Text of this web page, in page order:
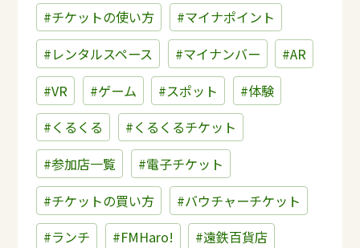
#チケットの使い方
#マイナポイント
#レンタルスペース
#マイナンバー
#AR
#VR
#ゲーム #スポット
#体験
#くるくる
#くるくるチケット
#参加店一覧
#電子チケット
#チケットの買い方
#バウチャーチケット
#ランチ
#FMHaro!
#遠鉄百貨店